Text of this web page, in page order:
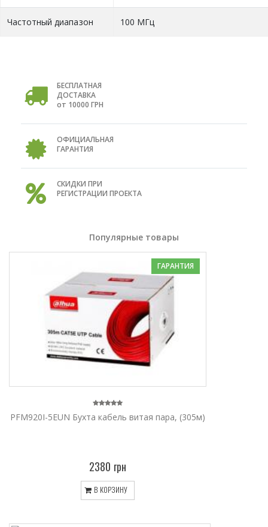
Частотный диапазон 100 МГц
БЕСПЛАТНАЯ
ДОСТАВКА
от 10000 ГРН
ОФИЦИАЛЬНАЯ
ГАРАНТИЯ
СКИДКИ ПРИ
РЕГИСТРАЦИИ ПРОЕКТА
Популярные товары
ГАРАНТИЯ
PFM920I-5EUN Бухта кабель витая пара, (305м)
2380 грн
В КОРЗИНУ